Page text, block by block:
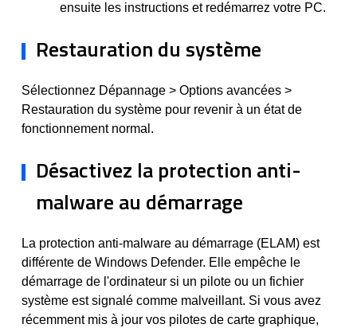
ensuite les instructions et redémarrez votre PC.
Restauration du système
Sélectionnez Dépannage > Options avancées >
Restauration du système pour revenir à un état de
fonctionnement normal.
Désactivez la protection anti-
malware au démarrage
La protection anti-malware au démarrage (ELAM) est
différente de Windows Defender. Elle empêche le
démarrage de l'ordinateur si un pilote ou un fichier
système est signalé comme malveillant. Si vous avez
récemment mis à jour vos pilotes de carte graphique,